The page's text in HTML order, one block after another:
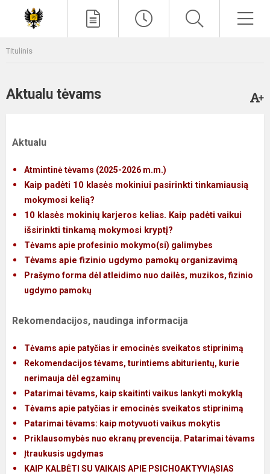
Titulinis
Aktualu tėvams
Aktualu
Atmintinė tėvams (2025-2026 m.m.)
Kaip padėti 10 klasės mokiniui pasirinkti tinkamiausią
mokymosi kelią?
10 klasės mokinių karjeros kelias. Kaip padėti vaikui
išsirinkti tinkamą mokymosi kryptį?
Tėvams apie profesinio mokymo(si) galimybes
Tėvams apie fizinio ugdymo pamokų organizavimą
Prašymo forma dėl atleidimo nuo dailės, muzikos, fizinio
ugdymo pamokų
Rekomendacijos, naudinga informacija
Tėvams apie patyčias ir emocinės sveikatos stiprinimą
Rekomendacijos tėvams, turintiems abiturientų, kurie
nerimauja dėl egzaminų
Patarimai tėvams, kaip skaitinti vaikus lankyti mokyklą
Tėvams apie patyčias ir emocinės sveikatos stiprinimą
Patarimai tėvams: kaip motyvuoti vaikus mokytis
Priklausomybės nuo ekranų prevencija. Patarimai tėvams
Įtraukusis ugdymas
KAIP KALBĖTI SU VAIKAIS APIE PSICHOAKTYVIĄSIAS